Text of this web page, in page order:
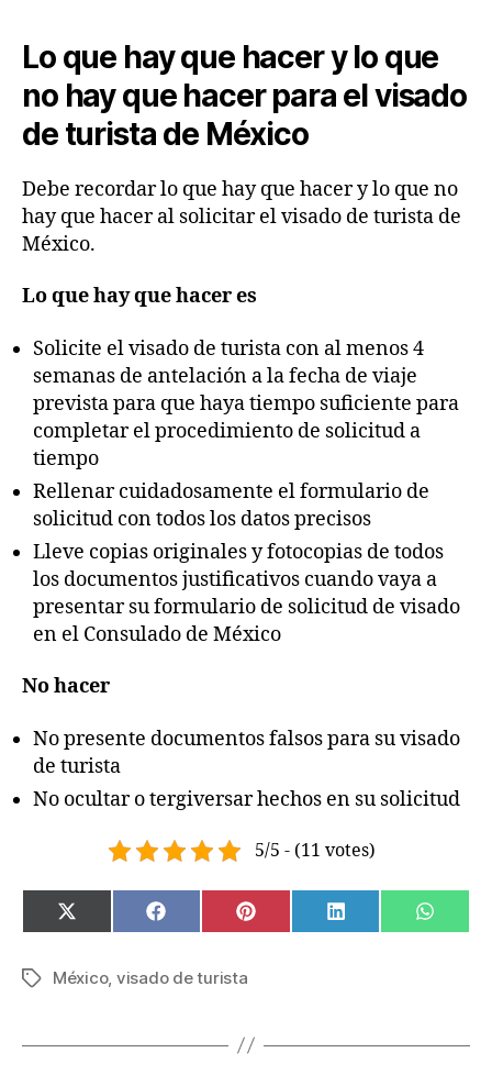
Lo que hay que hacer y lo que
no hay que hacer para el visado
de turista de México
Debe recordar lo que hay que hacer y lo que no
hay que hacer al solicitar el visado de turista de
México.
Lo que hay que hacer es
Solicite el visado de turista con al menos 4
semanas de antelación a la fecha de viaje
prevista para que haya tiempo suficiente para
completar el procedimiento de solicitud a
tiempo
Rellenar cuidadosamente el formulario de
solicitud con todos los datos precisos
Lleve copias originales y fotocopias de todos
los documentos justificativos cuando vaya a
presentar su formulario de solicitud de visado
en el Consulado de México
No hacer
No presente documentos falsos para su visado
de turista
No ocultar o tergiversar hechos en su solicitud
5/5 - (11 votes)
SHARE
ON
X
(
W
I
R
SHARE
ON
F
A
B
SHARE
ON
P
I
S
T
SHARE
ON
L
I
SHARE
ON
W
H
TagsMéxico, visado de turista